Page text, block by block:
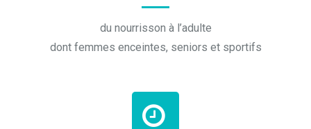
du nourrisson à l’adulte
dont femmes enceintes, seniors et sportifs